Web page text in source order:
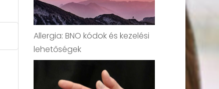
Allergia: BNO kódok és kezelési
lehetőségek